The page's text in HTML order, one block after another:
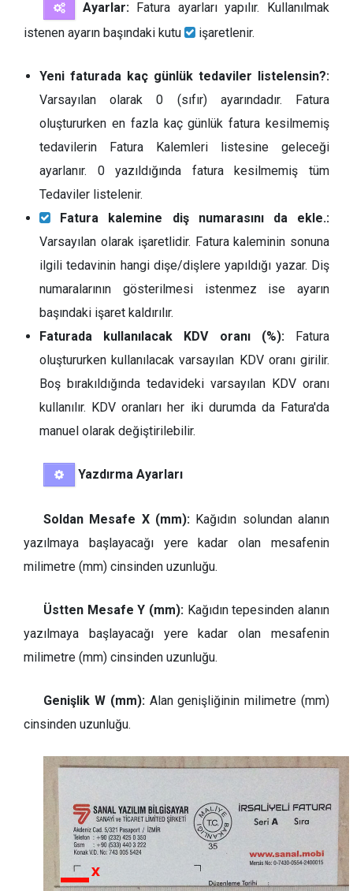
Ayarlar:Fatura ayarları yapılır. Kullanılmak
istenen ayarın başındaki kutu
işaretlenir.
Yeni faturada kaç günlük tedaviler listelensin?:
Varsayılan olarak 0 (sıfır) ayarındadır. Fatura
oluştururken en fazla kaç günlük fatura kesilmemiş
tedavilerin Fatura Kalemleri listesine geleceği
ayarlanır. 0 yazıldığında fatura kesilmemiş tüm
Tedaviler listelenir.
Fatura kalemine diş numarasını da ekle.:
Varsayılan olarak işaretlidir. Fatura kaleminin sonuna
ilgili tedavinin hangi dişe/dişlere yapıldığı yazar. Diş
numaralarının gösterilmesi istenmez ise ayarın
başındaki işaret kaldırılır.
Faturada kullanılacak KDV oranı (%): Fatura
oluştururken kullanılacak varsayılan KDV oranı girilir.
Boş bırakıldığında tedavideki varsayılan KDV oranı
kullanılır. KDV oranları her iki durumda da Fatura'da
manuel olarak değiştirilebilir.
Yazdırma Ayarları
Soldan Mesafe X (mm): Kağıdın solundan alanın
yazılmaya başlayacağı yere kadar olan mesafenin
milimetre (mm) cinsinden uzunluğu.
Üstten Mesafe Y (mm): Kağıdın tepesinden alanın
yazılmaya başlayacağı yere kadar olan mesafenin
milimetre (mm) cinsinden uzunluğu.
Genişlik W (mm):Alan genişliğinin milimetre (mm)
cinsinden uzunluğu.